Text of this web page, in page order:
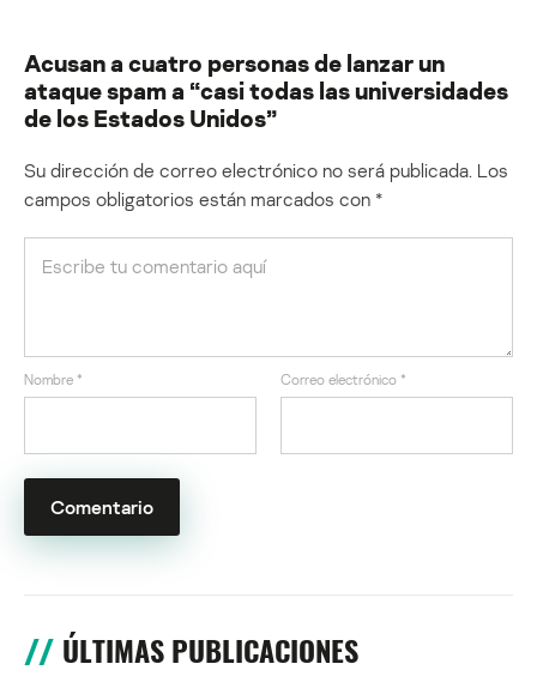
Acusan a cuatro personas de lanzar un
ataque spam a “casi todas las universidades
de los Estados Unidos”
Su dirección de correo electrónico no será publicada. Los
campos obligatorios están marcados con *
Nombre * Correo electrónico *
ÚLTIMAS PUBLICACIONES